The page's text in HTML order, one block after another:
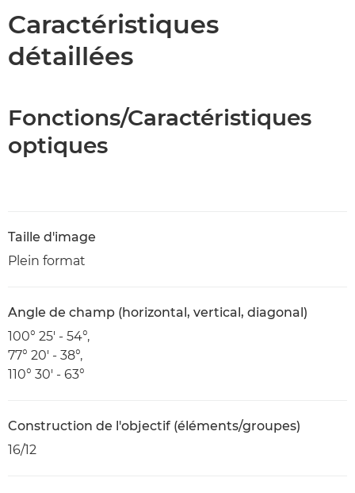
Caractéristiques
détaillées
Fonctions/Caractéristiques
optiques
Taille d'image
Plein format
Angle de champ (horizontal, vertical, diagonal)
100° 25' - 54°,
77° 20' - 38°,
110° 30' - 63°
Construction de l'objectif (éléments/groupes)
16/12